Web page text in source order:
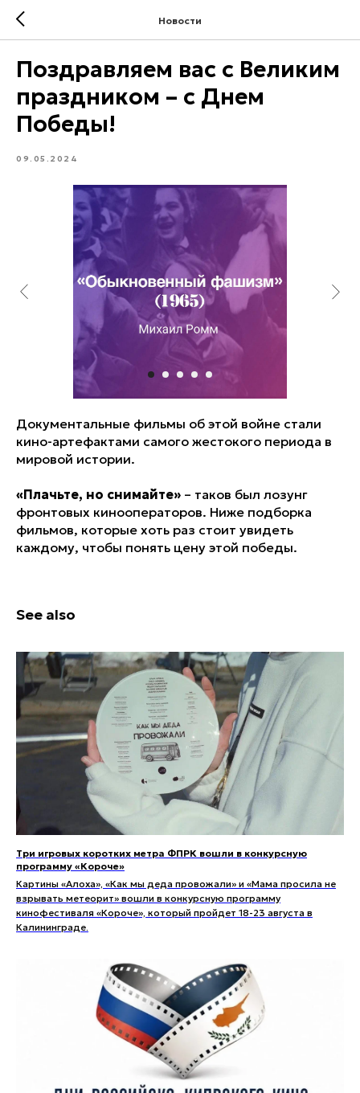
Новости
Поздравляем вас с Великим
праздником – с Днем
Победы!
09.05.2024
Документальные фильмы об этой войне стали
кино-артефактами самого жестокого периода в
мировой истории.
«Плачьте, но снимайте» – таков был лозунг
фронтовых кинооператоров. Ниже подборка
фильмов, которые хоть раз стоит увидеть
каждому, чтобы понять цену этой победы.
See also
Три игровых коротких метра ФПРК вошли в конкурсную
программу «Короче»
Картины «Алоха», «Как мы деда провожали» и «Мама просила не
взрывать метеорит» вошли в конкурсную программу
кинофестиваля «Короче», который пройдет 18-23 августа в
Калининграде.